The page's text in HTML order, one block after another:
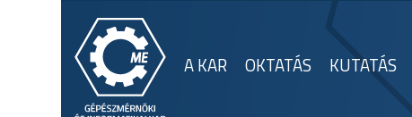
A KAR OKTATÁS KUTATÁS